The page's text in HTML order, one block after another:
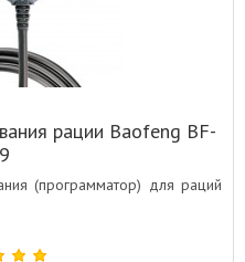
рации Baofeng BF-
(программатор) для раций